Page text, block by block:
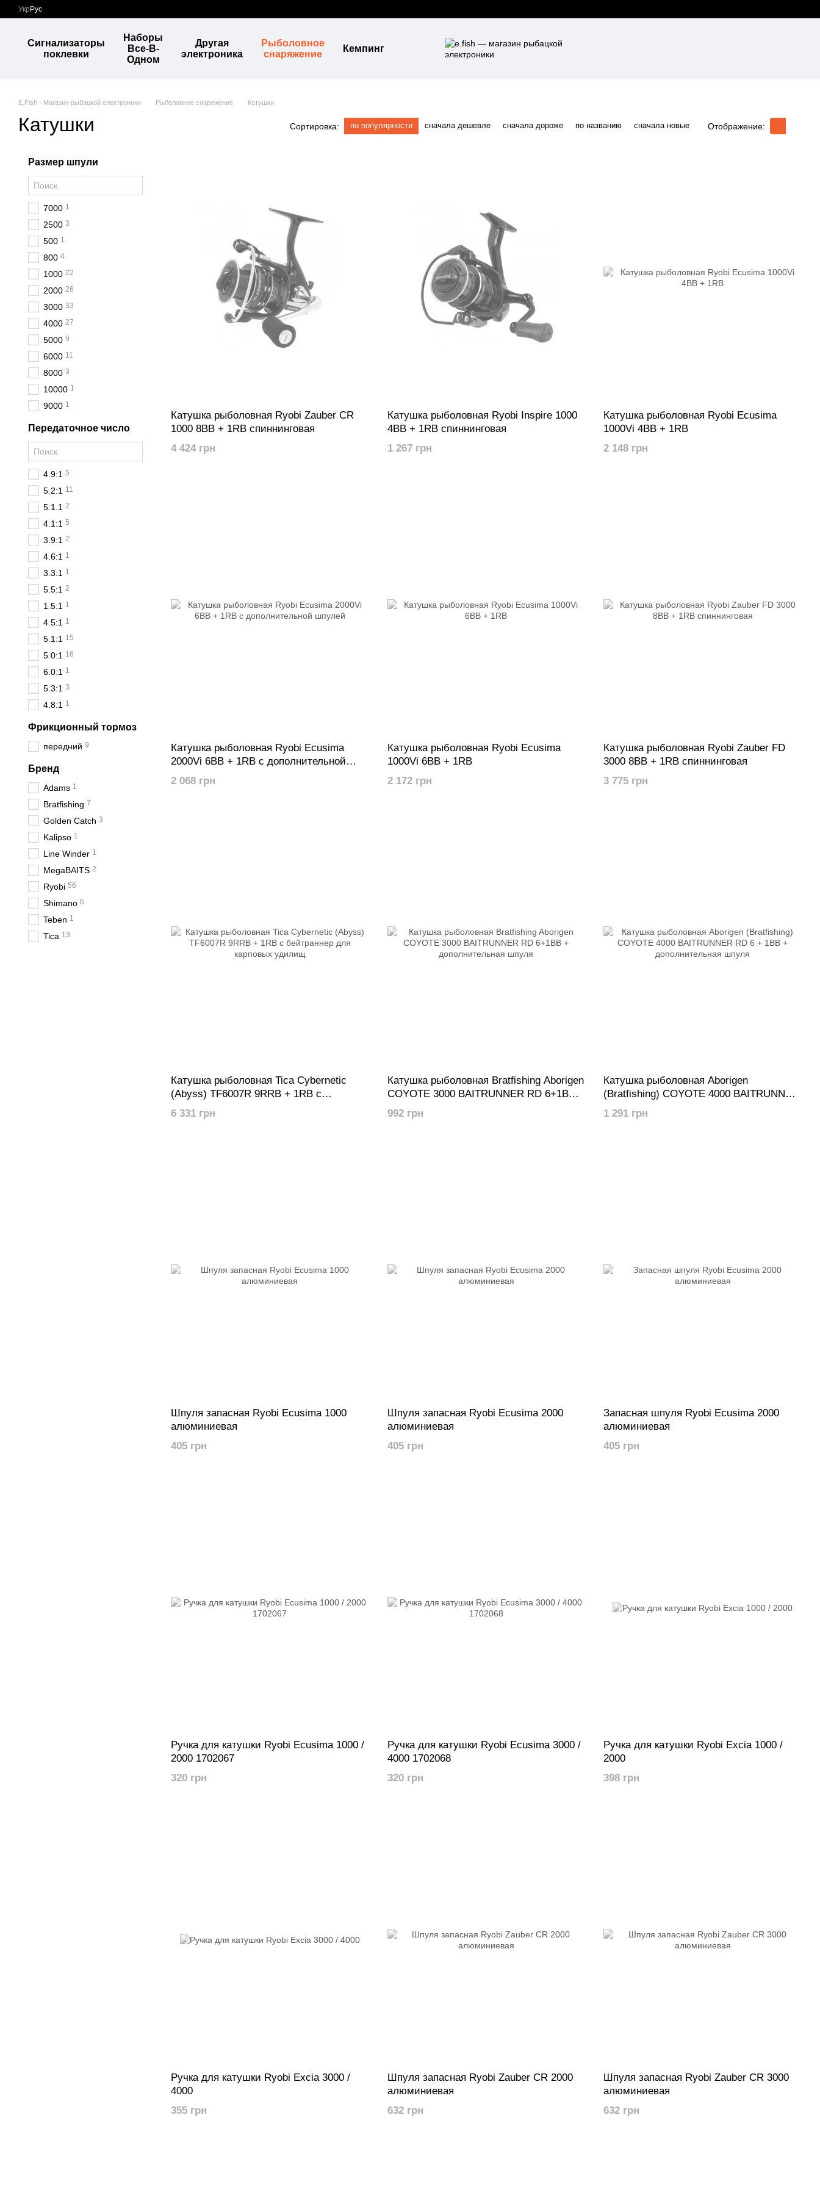
Перейти к основному контенту
Укр Рус
Сигнализаторы
поклевки
Наборы
Все-В-
Одном
Другая
электроника
Рыболовное
снаряжение
Кемпинг
E.Fish - Магазин рыбацкой електроники Рыболовное снаряжение Катушки
Катушки Сортировка: по популярности сначала дешевле сначала дороже по названию сначала новые Отображение:
Катушка рыболовная Ryobi Zauber CR
1000 8BB + 1RB спиннинговая
4 424 грн
Катушка рыболовная Ryobi Inspire 1000
4BB + 1RB спиннинговая
1 267 грн
Катушка рыболовная Ryobi Ecusima
1000Vi 4BB + 1RB
2 148 грн
Катушка рыболовная Ryobi Ecusima
2000Vi 6BB + 1RB с дополнительной
шпулей
2 068 грн
Катушка рыболовная Ryobi Ecusima
1000Vi 6BB + 1RB
2 172 грн
Катушка рыболовная Ryobi Zauber FD
3000 8BB + 1RB спиннинговая
3 775 грн
Катушка рыболовная Tica Cybernetic
(Abyss) TF6007R 9RRB + 1RB с
бейтраннер для карповых удилищ
6 331 грн
Катушка рыболовная Bratfishing Aborigen
COYOTE 3000 BAITRUNNER RD 6+1BB +
дополнительная шпуля
992 грн
Катушка рыболовная Aborigen
(Bratfishing) COYOTE 4000 BAITRUNNER
RD 6 + 1BB + дополнительная шпуля
1 291 грн
Шпуля запасная Ryobi Ecusima 1000
алюминиевая
405 грн
Шпуля запасная Ryobi Ecusima 2000
алюминиевая
405 грн
Запасная шпуля Ryobi Ecusima 2000
алюминиевая
405 грн
Ручка для катушки Ryobi Ecusima 1000 /
2000 1702067
320 грн
Ручка для катушки Ryobi Ecusima 3000 /
4000 1702068
320 грн
Ручка для катушки Ryobi Excia 1000 /
2000
398 грн
Ручка для катушки Ryobi Excia 3000 /
4000
355 грн
Шпуля запасная Ryobi Zauber CR 2000
алюминиевая
632 грн
Шпуля запасная Ryobi Zauber CR 3000
алюминиевая
632 грн
Размер шпули
7000 1
2500 3
500 1
800 4
1000 22
2000 26
3000 33
4000 27
5000 9
6000 11
8000 3
10000 1
9000 1
Передаточное число
4.9:1 5
5.2:1 11
5.1.1 2
4.1:1 5
3.9:1 2
4.6:1 1
3.3:1 1
5.5:1 2
1.5:1 1
4.5:1 1
5.1:1 15
5.0:1 16
6.0:1 1
5.3:1 3
4.8:1 1
Фрикционный тормоз
передний 9
Бренд
Adams 1
Bratfishing 7
Golden Catch 3
Kalipso 1
Line Winder 1
MegaBAITS 2
Ryobi 56
Shimano 6
Teben 1
Tica 13